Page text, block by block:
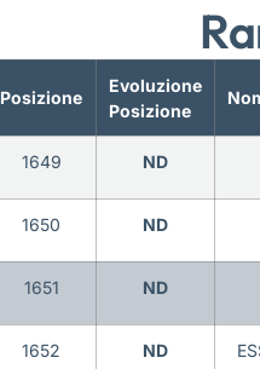
Posizione
Evoluzione
Posizione
1649 ND
1650 ND
1651 ND
1652 ND